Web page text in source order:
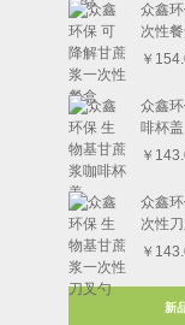
众鑫
次性
￥
众鑫
啡杯盖
￥
众鑫
次性
￥
新